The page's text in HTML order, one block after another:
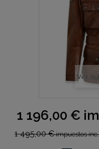
Ver
1 196,00 €
1 495,00 €impuestos inc.